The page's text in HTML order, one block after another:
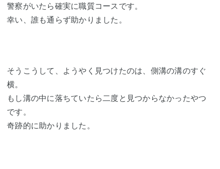
警察がいたら確実に職質コースです。
幸い、誰も通らず助かりました。
そうこうして、ようやく見つけたのは、側溝の溝のすぐ
横。
もし溝の中に落ちていたら二度と見つからなかったやつ
です。
奇跡的に助かりました。